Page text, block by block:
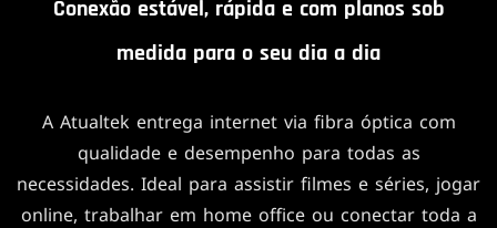
Conexão estável, rápida e com planos sob
medida para o seu dia a dia
A Atualtek entrega internet via fibra óptica com
qualidade e desempenho para todas as
necessidades. Ideal para assistir filmes e séries, jogar
online, trabalhar em home office ou conectar toda a